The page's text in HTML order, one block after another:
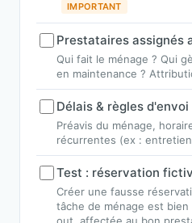
IMPORTANT
Prestataires assignés
Qui fait le ménage ? Qui
en maintenance ?
Délais & règles d'envoi
Préavis du ménage,
récurrentes (ex :
Test : réservation
Créer une fausse
tâche de ménage est